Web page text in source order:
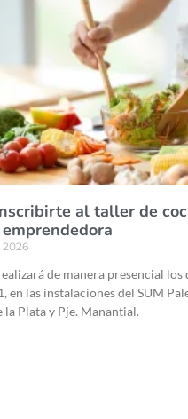
al taller de
de manera presencial los
en las instalaciones del SUM
Plata y Pje. Manantial.